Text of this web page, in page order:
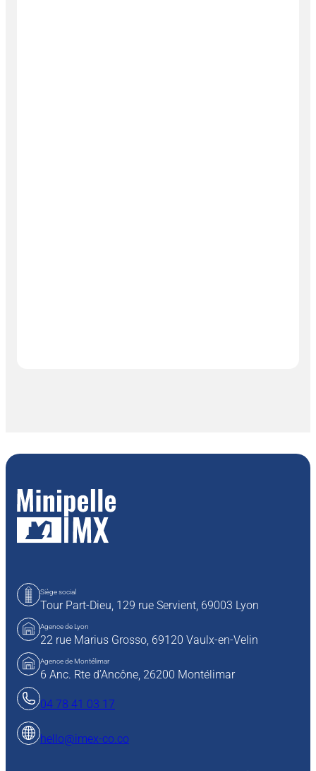
Siège social
Tour Part-Dieu, 129 rue Servient, 69003 Lyon
Agence de Lyon
22 rue Marius Grosso, 69120 Vaulx-en-Velin
Agence de Montélimar
6 Anc. Rte d’Ancône, 26200 Montélimar
04 78 41 03 17
hello@imex-co.co